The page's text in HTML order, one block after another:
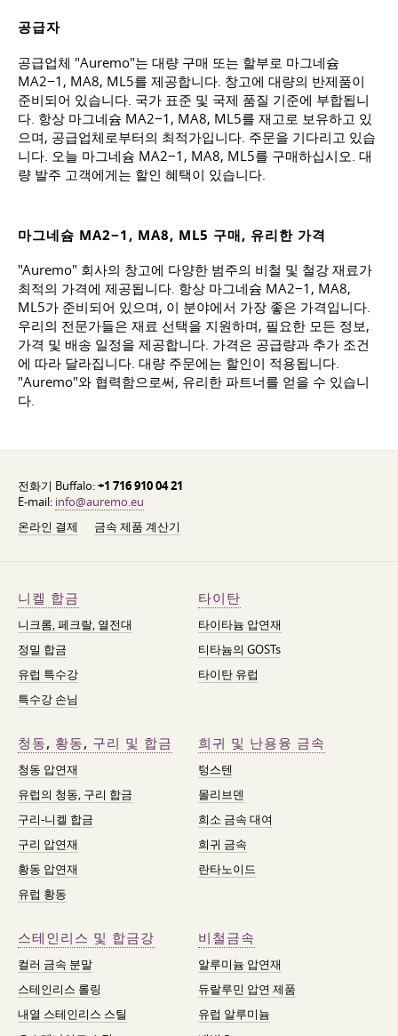
공급자
공급업체 "Auremo"는 대량 구매 또는 할부로 마그네슘
MA2−1, MA8, ML5를 제공합니다. 창고에 대량의 반제품이
준비되어 있습니다. 국가 표준 및 국제 품질 기준에 부합됩니
다. 항상 마그네슘 MA2−1, MA8, ML5를 재고로 보유하고 있
으며, 공급업체로부터의 최적가입니다. 주문을 기다리고 있습
니다. 오늘 마그네슘 MA2−1, MA8, ML5를 구매하십시오. 대
량 발주 고객에게는 할인 혜택이 있습니다.
마그네슘 MA2−1, MA8, ML5 구매, 유리한 가격
"Auremo" 회사의 창고에 다양한 범주의 비철 및 철강 재료가
최적의 가격에 제공됩니다. 항상 마그네슘 MA2−1, MA8,
ML5가 준비되어 있으며, 이 분야에서 가장 좋은 가격입니다.
우리의 전문가들은 재료 선택을 지원하며, 필요한 모든 정보,
가격 및 배송 일정을 제공합니다. 가격은 공급량과 추가 조건
에 따라 달라집니다. 대량 주문에는 할인이 적용됩니다.
"Auremo"와 협력함으로써, 유리한 파트너를 얻을 수 있습니
다.
전화기 Buffalo:+1 716 910 04 21
E-mail: info@auremo.eu
온라인 결제
금속 제품 계산기
니켈 합금
니크롬, 페크랄, 열전대
정밀 합금
유럽 특수강
특수강 손님
타이탄
타이타늄 압연재
티타늄의 GOSTs
타이탄 유럽
청동, 황동, 구리 및 합금
청동 압연재
유럽의 청동, 구리 합금
구리-니켈 합금
구리 압연재
황동 압연재
유럽 황동
희귀 및 난용융 금속
텅스텐
몰리브덴
희소 금속 대여
희귀 금속
란타노이드
스테인리스 및 합금강
컬러 금속 분말
스테인리스 롤링
내열 스테인리스 스틸
비철금속
알루미늄 압연재
듀랄루민 압연 제품
유럽 알루미늄